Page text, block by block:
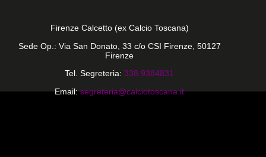
Firenze Calcetto (ex Calcio Toscana)
Sede Op.: Via San Donato, 33 c/o CSI Firenze, 50127
Firenze
Tel. Segreteria: 338 9384831
Email: segreteria@calciotoscana.it